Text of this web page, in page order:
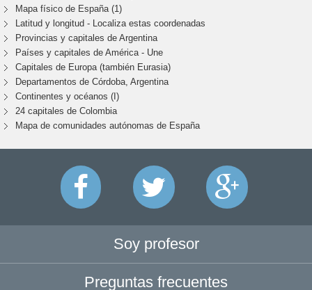
Mapa físico de España (1)
Latitud y longitud - Localiza estas coordenadas
Provincias y capitales de Argentina
Países y capitales de América - Une
Capitales de Europa (también Eurasia)
Departamentos de Córdoba, Argentina
Continentes y océanos (I)
24 capitales de Colombia
Mapa de comunidades autónomas de España
Soy profesor
Preguntas frecuentes